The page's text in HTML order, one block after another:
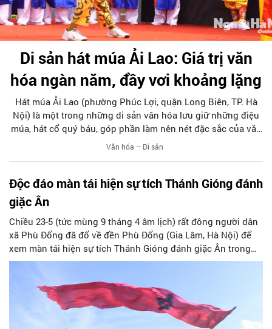
Di sản hát múa Ải Lao: Giá trị văn
hóa ngàn năm, đầy vơi khoảng lặng
Hát múa Ải Lao (phường Phúc Lợi, quận Long Biên, TP. Hà
Nội) là một trong những di sản văn hóa lưu giữ những điệu
múa, hát cổ quý báu, góp phần làm nên nét đặc sắc của văn
hóa dân gian Hà Nội nói riêng và Việt Nam nói chung.
Văn hóa – Di sản
Độc đáo màn tái hiện sự tích Thánh Gióng đánh
giặc Ân
Chiều 23-5 (tức mùng 9 tháng 4 âm lịch) rất đông người dân
xã Phù Đổng đã đổ về đền Phù Đổng (Gia Lâm, Hà Nội) để
xem màn tái hiện sự tích Thánh Gióng đánh giặc Ân trong
Hội Gióng (xã Phù Đổng).